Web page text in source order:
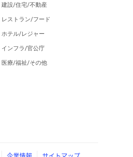
建設/住宅/不動産
レストラン/フード
ホテル/レジャー
インフラ/官公庁
医療/福祉/その他